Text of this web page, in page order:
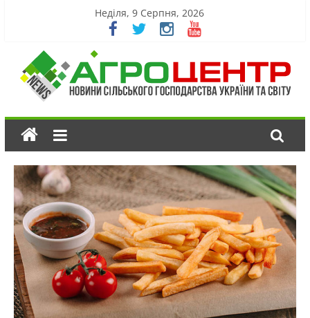
Неділя, 9 Серпня, 2026